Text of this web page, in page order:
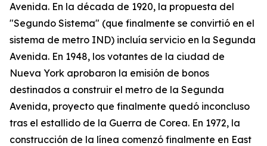
Avenida. En la década de 1920, la propuesta del
"Segundo Sistema" (que finalmente se convirtió en el
sistema de metro IND) incluía servicio en la Segunda
Avenida. En 1948, los votantes de la ciudad de
Nueva York aprobaron la emisión de bonos
destinados a construir el metro de la Segunda
Avenida, proyecto que finalmente quedó inconcluso
tras el estallido de la Guerra de Corea. En 1972, la
construcción de la línea comenzó finalmente en East